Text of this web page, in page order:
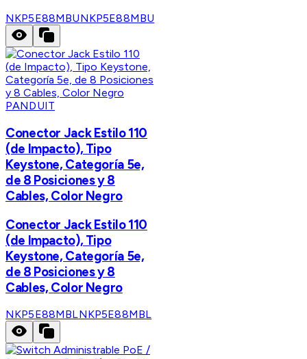
NKP5E88MBUNKP5E88MBU
PANDUIT
Conector Jack Estilo 110
(de Impacto), Tipo
Keystone, Categoría 5e,
de 8 Posiciones y 8
Cables, Color Negro
Conector Jack Estilo 110
(de Impacto), Tipo
Keystone, Categoría 5e,
de 8 Posiciones y 8
Cables, Color Negro
NKP5E88MBLNKP5E88MBL